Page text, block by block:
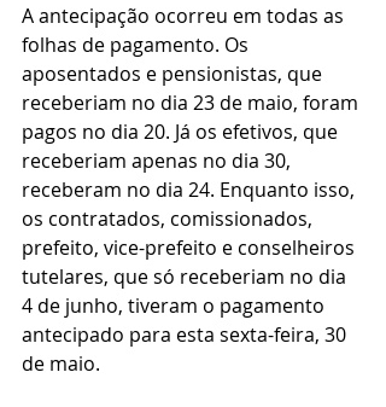
A antecipação ocorreu em todas as
folhas de pagamento. Os
aposentados e pensionistas, que
receberiam no dia 23 de maio, foram
pagos no dia 20. Já os efetivos, que
receberiam apenas no dia 30,
receberam no dia 24. Enquanto isso,
os contratados, comissionados,
prefeito, vice-prefeito e conselheiros
tutelares, que só receberiam no dia
4 de junho, tiveram o pagamento
antecipado para esta sexta-feira, 30
de maio.